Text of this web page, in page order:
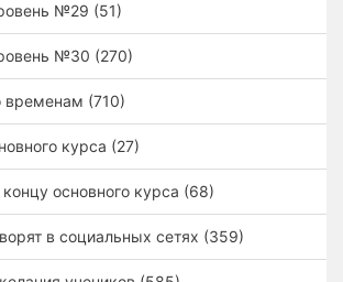
№29 (51)
№30 (270)
временам (710)
курса (27)
основного курса (68)
в социальных сетях (359)